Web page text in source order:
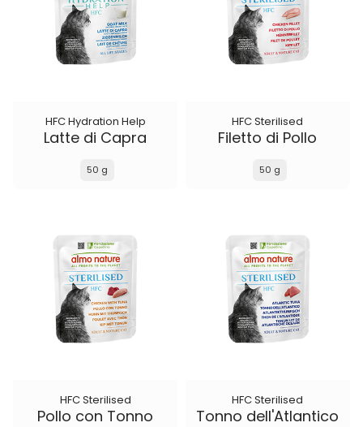
HFC Hydration Help
Latte di Capra
50 g
HFC Sterilised
Filetto di Pollo
50 g
HFC Sterilised
Pollo con Tonno
HFC Sterilised
Tonno dell'Atlantico